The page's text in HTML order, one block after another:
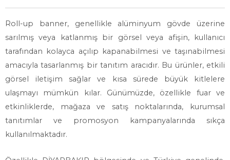
Roll-up banner, genellikle alüminyum gövde üzerine
sarılmış veya katlanmış bir görsel veya afişin, kullanıcı
tarafından kolayca açılıp kapanabilmesi ve taşınabilmesi
amacıyla tasarlanmış bir tanıtım aracıdır. Bu ürünler, etkili
görsel iletişim sağlar ve kısa sürede büyük kitlelere
ulaşmayı mümkün kılar. Günümüzde, özellikle fuar ve
etkinliklerde, mağaza ve satış noktalarında, kurumsal
tanıtımlar ve promosyon kampanyalarında sıkça
kullanılmaktadır.